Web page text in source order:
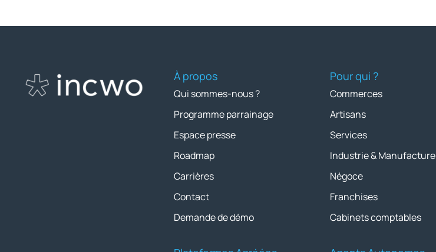
À propos
Qui sommes-nous ?
Programme parrainage
Espace presse
Roadmap
Carrières
Contact
Demande de démo
Pour qui ?
Commerces
Artisans
Services
Industrie & Manufacture
Négoce
Franchises
Cabinets comptables